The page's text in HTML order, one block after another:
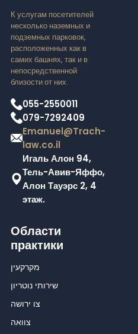
К услугам посетителей
несколько наземных и
подземных парковок,
расположенных как в
самих башнях, так и в
непосредственной
близости от них.
055-2550011
079-7292409
Emanuel@Trach-
law.co.il
Игаль Алон 94,
Тель-Авив-Яффо,
Алон Тауэрс 2, 4
этаж.
Области
практики
מקרקעין
שירותי נוטריון
צו ירושה
צוואה